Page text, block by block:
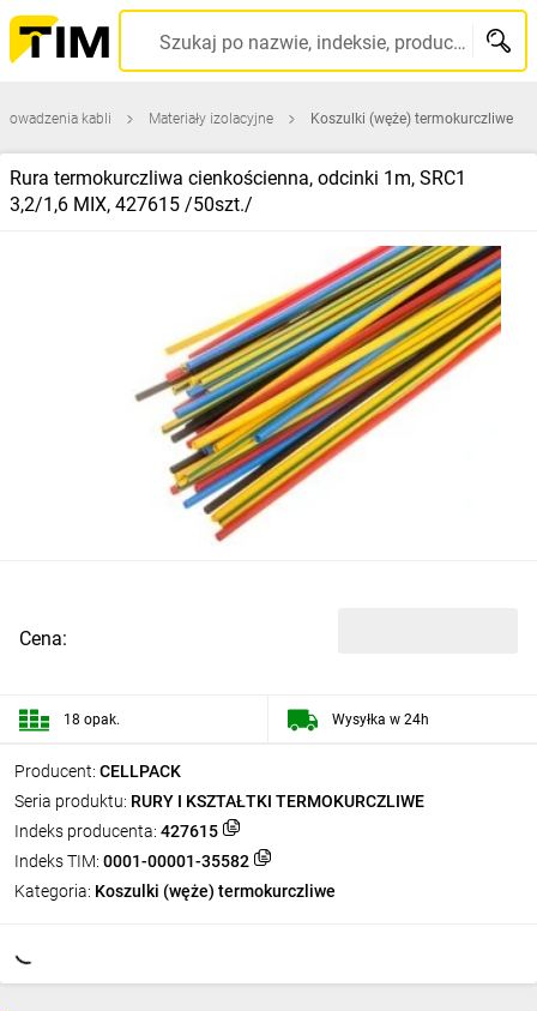
Szukaj po nazwie, indeksie, producencie, kodzie kreskowym...
kabli Materiały izolacyjne Koszulki (węże) termokurczliwe
Rura termokurczliwa cienkościenna, odcinki 1m, SRC1
3,2/1,6 MIX, 427615 /50szt./
Producent: CELLPACK
Seria produktu: RURY I KSZTAŁTKI TERMOKURCZLIWE
Indeks producenta: 427615
Indeks TIM: 0001-00001-35582
Kategoria: Koszulki (węże) termokurczliwe
Cena:
18 opak. Wysyłka w 24h